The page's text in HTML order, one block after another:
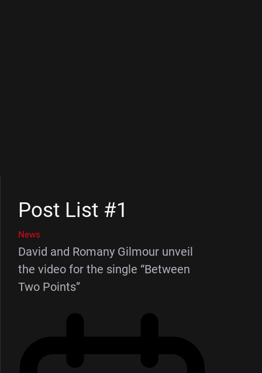
Post List #1
News
David and Romany Gilmour unveil
the video for the single “Between
Two Points”